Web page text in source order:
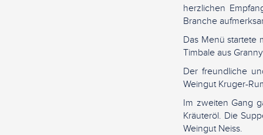
herzlichen
Branche
Das Menü startete
Timbale aus
Der freundliche
Weingut Kruger-
Im zweiten Gang
Kräuteröl. Die
Weingut Neiss.